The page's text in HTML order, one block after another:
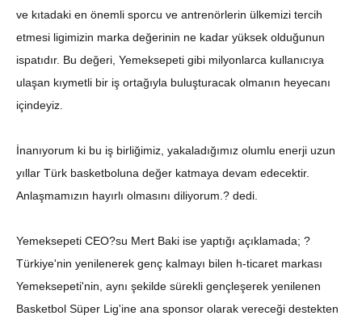
ve kıtadaki en önemli sporcu ve antrenörlerin ülkemizi tercih
etmesi ligimizin marka değerinin ne kadar yüksek olduğunun
ispatıdır. Bu değeri, Yemeksepeti gibi milyonlarca kullanıcıya
ulaşan kıymetli bir iş ortağıyla buluşturacak olmanın heyecanı
içindeyiz.
İnanıyorum ki bu iş birliğimiz, yakaladığımız olumlu enerji uzun
yıllar Türk basketboluna değer katmaya devam edecektir.
Anlaşmamızın hayırlı olmasını diliyorum.? dedi.
Yemeksepeti CEO?su Mert Baki ise yaptığı açıklamada; ?
Türkiye'nin yenilenerek genç kalmayı bilen h-ticaret markası
Yemeksepeti'nin, aynı şekilde sürekli gençleşerek yenilenen
Basketbol Süper Lig'ine ana sponsor olarak vereceği destekten